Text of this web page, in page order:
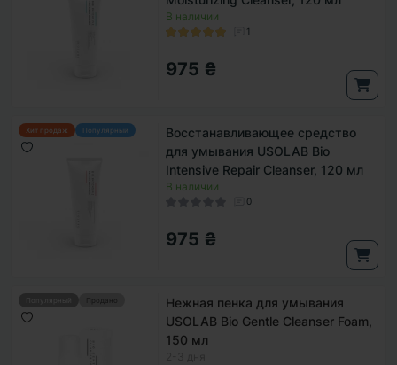
В наличии
1
975 ₴
Хит продаж Популярный
Восстанавливающее средство
для умывания USOLAB Bio
Intensive Repair Cleanser, 120 мл
В наличии
0
975 ₴
Продано
Нежная пенка для умывания
USOLAB Bio Gentle Cleanser Foam,
150 мл